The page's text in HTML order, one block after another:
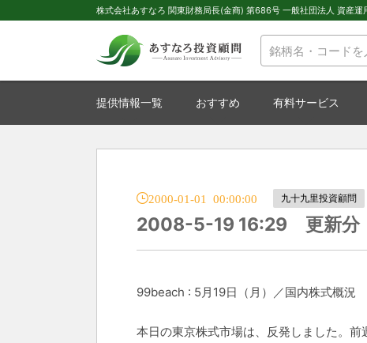
株式会社あすなろ 関東財務局長(金商) 第686号 一般社団法人 資産運
提供情報一覧 おすすめ 有料サービス
2000-01-01 00:00:00 九十九里投資顧問
2008-5-19 16:29 更新分
99beach : 5月19日（月）／国内株式概況
本日の東京株式市場は、反発しました。